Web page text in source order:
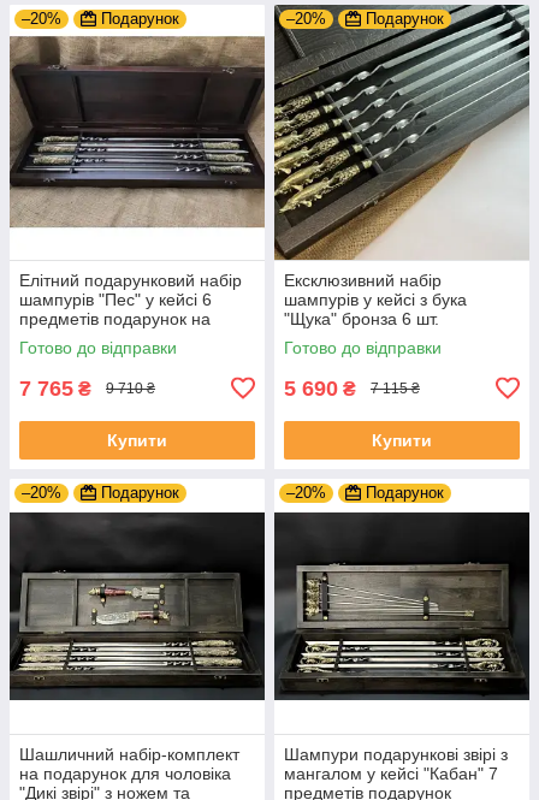
–20% Подарунок
Елітний подарунковий набір
шампурів "Пес" у кейсі 6
предметів подарунок на
ювілей
Готово до відправки
7 765 ₴ 9 710 ₴
Купити
–20% Подарунок
Ексклюзивний набір
шампурів у кейсі з бука
"Щука" бронза 6 шт.
Готово до відправки
5 690 ₴ 7 115 ₴
Купити
–20% Подарунок
Шашличний набір-комплект
на подарунок для чоловіка
"Дикі звірі" з ножем та
–20% Подарунок
Шампури подарункові звірі з
мангалом у кейсі "Кабан" 7
предметів подарунок